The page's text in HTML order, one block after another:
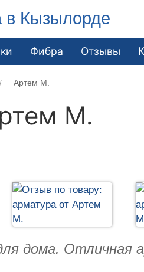
в Кызылорде
Фибра Отзывы
Артем М.
М.
дома. Отличная